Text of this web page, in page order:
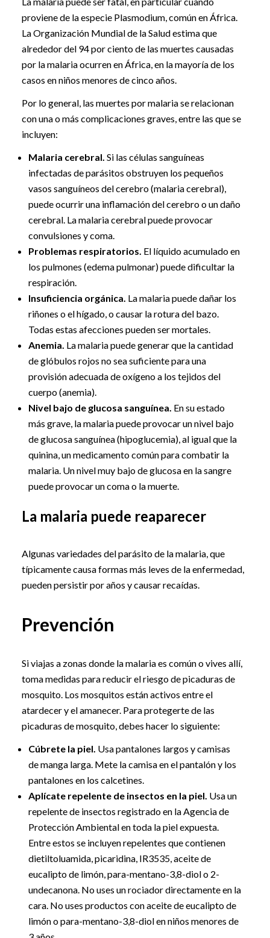
proviene de la especie Plasmodium, común en África.
La Organización Mundial de la Salud estima que
alrededor del 94 por ciento de las muertes causadas
por la malaria ocurren en África, en la mayoría de los
casos en niños menores de cinco años.
Por lo general, las muertes por malaria se relacionan
con una o más complicaciones graves, entre las que se
incluyen:
Malaria cerebral. Si las células sanguíneas
infectadas de parásitos obstruyen los pequeños
vasos sanguíneos del cerebro (malaria cerebral),
puede ocurrir una inflamación del cerebro o un daño
cerebral. La malaria cerebral puede provocar
convulsiones y coma.
Problemas respiratorios. El líquido acumulado en
los pulmones (edema pulmonar) puede dificultar la
respiración.
Insuficiencia orgánica. La malaria puede dañar los
riñones o el hígado, o causar la rotura del bazo.
Todas estas afecciones pueden ser mortales.
Anemia. La malaria puede generar que la cantidad
de glóbulos rojos no sea suficiente para una
provisión adecuada de oxígeno a los tejidos del
cuerpo (anemia).
Nivel bajo de glucosa sanguínea. En su estado
más grave, la malaria puede provocar un nivel bajo
de glucosa sanguínea (hipoglucemia), al igual que la
quinina, un medicamento común para combatir la
malaria. Un nivel muy bajo de glucosa en la sangre
puede provocar un coma o la muerte.
La malaria puede reaparecer
Algunas variedades del parásito de la malaria, que
típicamente causa formas más leves de la enfermedad,
pueden persistir por años y causar recaídas.
Prevención
Si viajas a zonas donde la malaria es común o vives allí,
toma medidas para reducir el riesgo de picaduras de
mosquito. Los mosquitos están activos entre el
atardecer y el amanecer. Para protegerte de las
picaduras de mosquito, debes hacer lo siguiente:
Cúbrete la piel. Usa pantalones largos y camisas
de manga larga. Mete la camisa en el pantalón y los
pantalones en los calcetines.
Aplícate repelente de insectos en la piel. Usa un
repelente de insectos registrado en la Agencia de
Protección Ambiental en toda la piel expuesta.
Entre estos se incluyen repelentes que contienen
dietiltoluamida, picaridina, IR3535, aceite de
eucalipto de limón, para-mentano-3,8-diol o 2-
undecanona. No uses un rociador directamente en la
cara. No uses productos con aceite de eucalipto de
limón o para-mentano-3,8-diol en niños menores de